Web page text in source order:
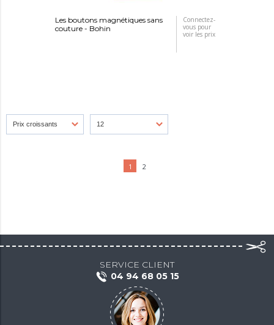
Les boutons magnétiques sans
couture - Bohin
Connectez-
vous pour
voir les prix
1 2
SERVICE CLIENT
04 94 68 05 15